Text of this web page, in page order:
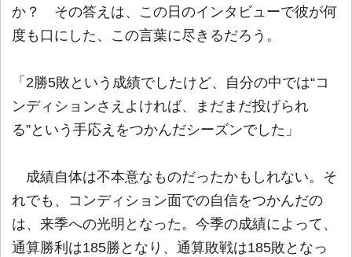
か？ その答えは、この日のインタビューで彼が何
度も口にした、この言葉に尽きるだろう。
「2勝5敗という成績でしたけど、自分の中では“コ
ンディションさえよければ、まだまだ投げられ
る”という手応えをつかんだシーズンでした」
成績自体は不本意なものだったかもしれない。そ
れでも、コンディション面での自信をつかんだの
は、来季への光明となった。今季の成績によって、
通算勝利は185勝となり、通算敗戦は185敗となっ